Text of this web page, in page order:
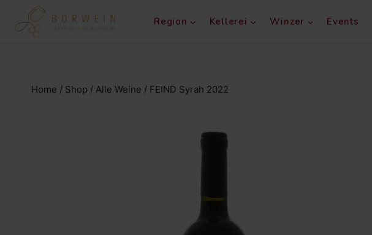
Region Kellerei Winzer Events
Home / Shop / Alle Weine / FEIND Syrah 2022